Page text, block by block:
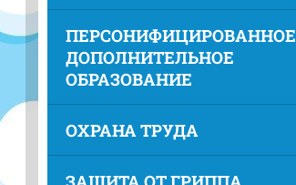
ПЕРСОНИФИЦИРОВАННОЕ
ДОПОЛНИТЕЛЬНОЕ
ОБРАЗОВАНИЕ
ОХРАНА ТРУДА